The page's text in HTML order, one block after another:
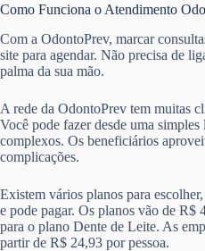
Como Funciona o Atendimento
Com a OdontoPrev, marcar
site para agendar. Não precisa de
palma da sua mão.
A rede da OdontoPrev tem muitas
Você pode fazer desde uma
complexos. Os beneficiários
complicações.
Existem vários planos para
e pode pagar. Os planos vão de
para o plano Dente de Leite. As
partir de R$ 24,93 por pessoa.